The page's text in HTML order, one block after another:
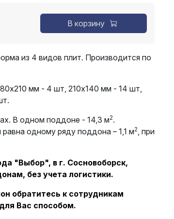
В корзину
из 4 видов плит. Производится по
мм - 4 шт, 210х140 мм - 14 шт,
В одном поддоне - 14,3 м2.
одному ряду поддона – 1,1 м2, при
"Выбор", в г. Сосновоборск,
без учета логистики.
обратитесь к сотрудникам
Вас способом.